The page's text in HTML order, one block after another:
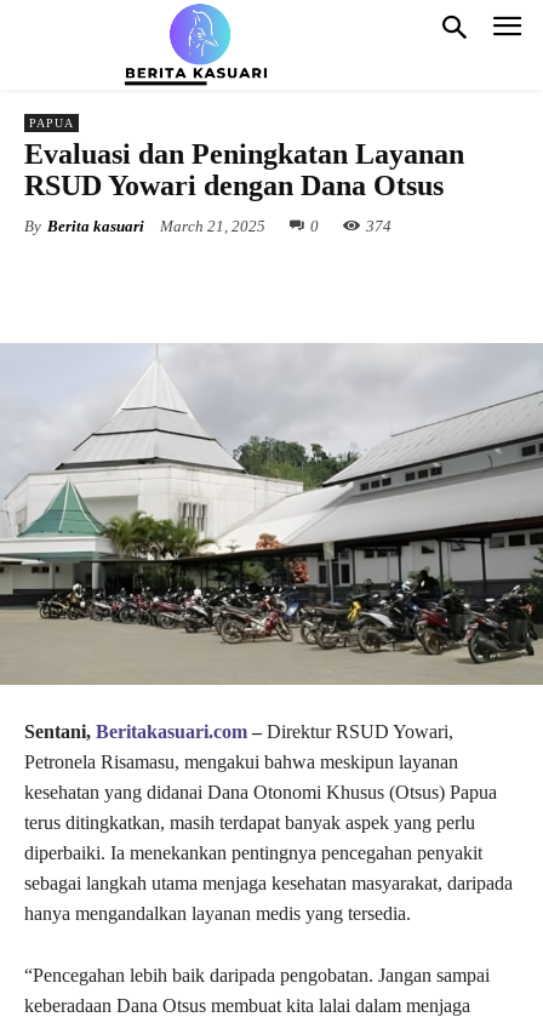
PAPUA
Evaluasi dan Peningkatan Layanan
RSUD Yowari dengan Dana Otsus
By Berita kasuari March 21, 2025 0 374
Sentani, Beritakasuari.com–Direktur RSUD Yowari,
Petronela Risamasu, mengakui bahwa meskipun layanan
kesehatan yang didanai Dana Otonomi Khusus (Otsus) Papua
terus ditingkatkan, masih terdapat banyak aspek yang perlu
diperbaiki. Ia menekankan pentingnya pencegahan penyakit
sebagai langkah utama menjaga kesehatan masyarakat, daripada
hanya mengandalkan layanan medis yang tersedia.
“Pencegahan lebih baik daripada pengobatan. Jangan sampai
keberadaan Dana Otsus membuat kita lalai dalam menjaga